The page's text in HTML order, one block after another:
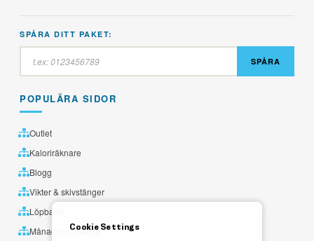
SPÅRA DITT PAKET:
SPÅRA
POPULÄRA SIDOR
Outlet
Kaloriräknare
Blogg
Vikter & skivstänger
Löpband
Månadens utvaldaCookie Settings